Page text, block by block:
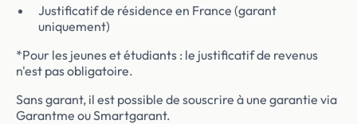
Justificatif de résidence en France (garant
uniquement)
*Pour les jeunes et étudiants : le justificatif de revenus
n'est pas obligatoire.
Sans garant, il est possible de souscrire à une garantie via
Garantme ou Smartgarant.